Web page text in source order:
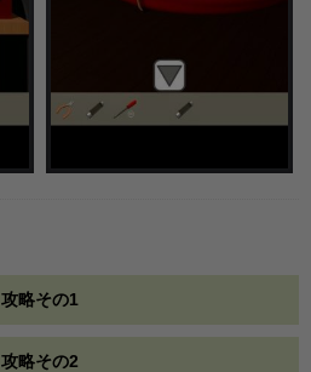
攻略その1
攻略その2